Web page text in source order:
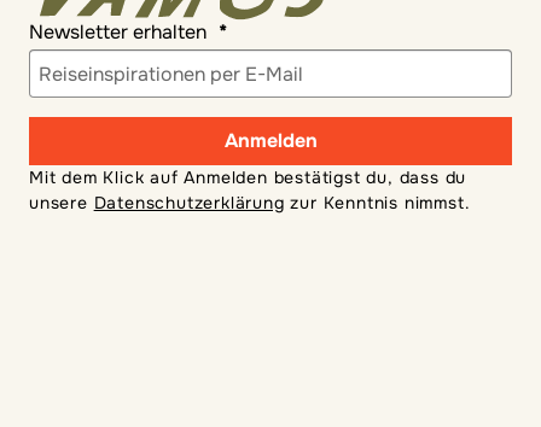
Newsletter erhalten
Anmelden
Mit dem Klick auf Anmelden bestätigst du, dass du
unsere Datenschutzerklärung zur Kenntnis nimmst.